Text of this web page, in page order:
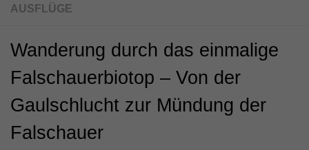
AUSFLÜGE
Wanderung durch das einmalige
Falschauerbiotop – Von der
Gaulschlucht zur Mündung der
Falschauer